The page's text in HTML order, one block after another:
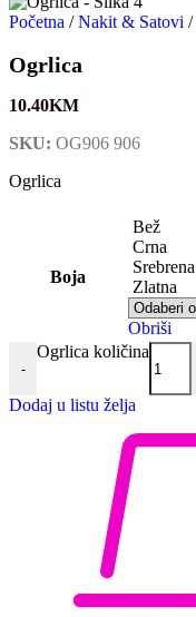
Početna / Nakit & Satovi /
Ogrlica
10.40KM
SKU: OG906 906
Ogrlica
Boja
Bež
Crna
Srebrena
Zlatna
Obriši
-
Ogrlica količina
Dodaj u listu želja